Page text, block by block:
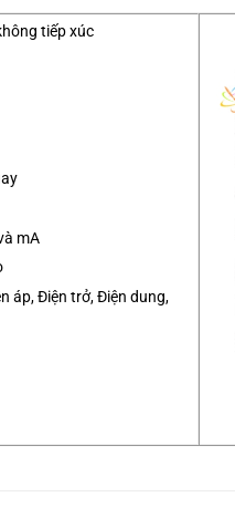
tiếp xúc
mA
áp, Điện trở, Điện dung,